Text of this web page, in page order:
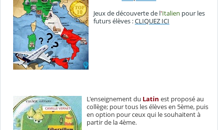
Jeux de découverte de l'Italien pour les
futurs élèves :CLIQUEZ ICI
L'enseignement du Latin est proposé au
collège; pour tous les élèves en 5ème, puis
en option pour ceux qui le souhaitent à
partir de la 4ème.